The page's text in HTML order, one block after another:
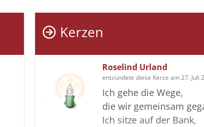
Kerzen
Roselind Urland
entzündete diese Kerze am 27. Juli
Ich gehe die Wege,
die wir gemeinsam
Ich sitze auf der Bank,